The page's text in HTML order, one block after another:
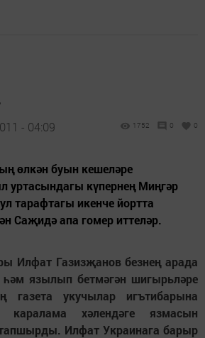
- 04:09 1752 0 0
өлкән буын кешеләре
уртасындагы күпернең Миңгәр
тарафтагы икенче йортта
Саҗидә апа гомер иттеләр.
Илфат Газизҗанов безнең арада
язылып бетмәгән шигырьләре
газета укучылар игътибарына
каралама хәлендәге язмасын
Илфат Украинага барыр